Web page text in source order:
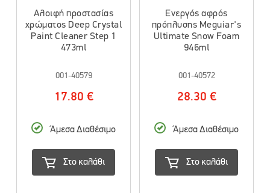
Αλοιφή προστασίας
χρώματος Deep Crystal
Paint Cleaner Step 1
473ml
001-40579
17.80 €
Άμεσα Διαθέσιμο
Στο καλάθι
Ενεργός αφρός
πρόπλυσης Meguiar's
Ultimate Snow Foam
946ml
001-40572
28.30 €
Άμεσα Διαθέσιμο
Στο καλάθι